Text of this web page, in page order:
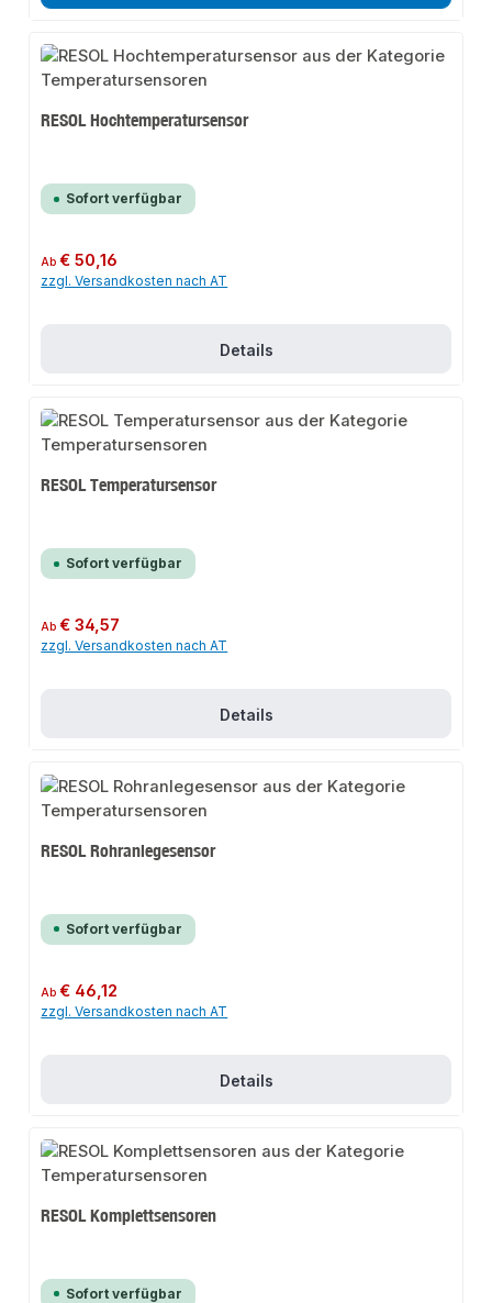
RESOL Hochtemperatursensor
Sofort verfügbar
Regulärer Preis:
Ab€ 50,16
zzgl. Versandkosten nach AT
Details
RESOL Temperatursensor
Sofort verfügbar
Regulärer Preis:
Ab€ 34,57
zzgl. Versandkosten nach AT
Details
RESOL Rohranlegesensor
Sofort verfügbar
Regulärer Preis:
Ab€ 46,12
zzgl. Versandkosten nach AT
Details
RESOL Komplettsensoren
Sofort verfügbar